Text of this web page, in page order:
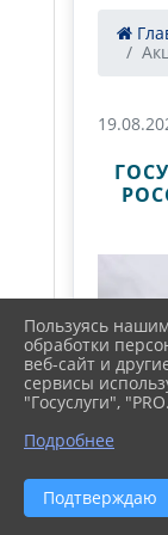
Пользуясь
обработки
веб-сайт и
сервисы
"Госуслуги",
Подробнее
Подтверждаю